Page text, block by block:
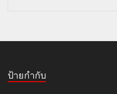
ป้ายกำกับ